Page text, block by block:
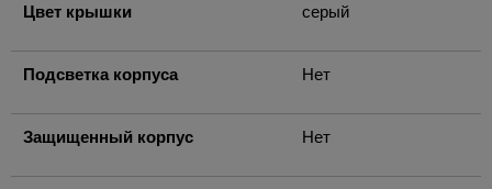
Цвет крышки серый
Подсветка корпуса Нет
Защищенный корпус Нет